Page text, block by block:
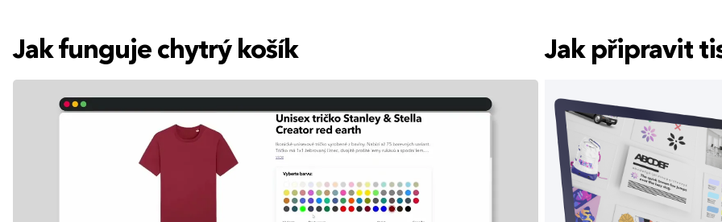
Jak funguje chytrý košík Jak připravit